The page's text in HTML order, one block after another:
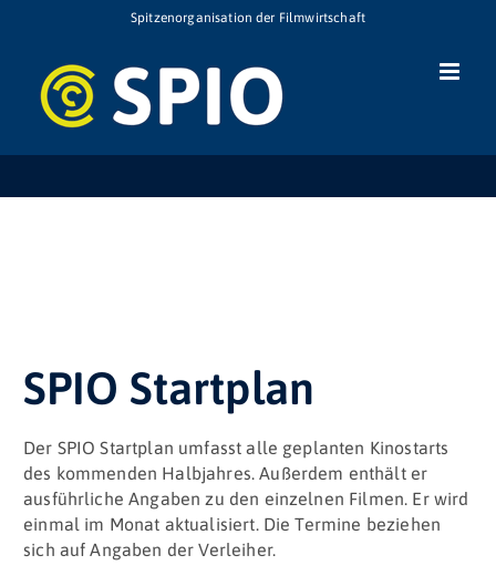
springen
Spitzenorganisation der Filmwirtschaft
SPIO Startplan
Der SPIO Startplan umfasst alle geplanten Kinostarts
des kommenden Halbjahres. Außerdem enthält er
ausführliche Angaben zu den einzelnen Filmen. Er wird
einmal im Monat aktualisiert. Die Termine beziehen
sich auf Angaben der Verleiher.